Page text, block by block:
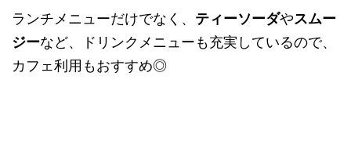
ランチメニューだけでなく、 ティーソーダやスムー
ジーなど、ドリンクメニューも充実しているので、
カフェ利用もおすすめ◎